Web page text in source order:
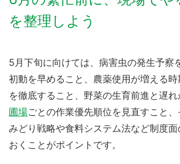
を整理しよう
5月下旬に向けては、病害虫の発生予察
初動を早めること、農薬使用が増える
を徹底すること、野菜の生育前進と遅
圃場ごとの作業優先順位を見直すこと
みどり戦略や食料システム法など制度
おくことがポイントです。